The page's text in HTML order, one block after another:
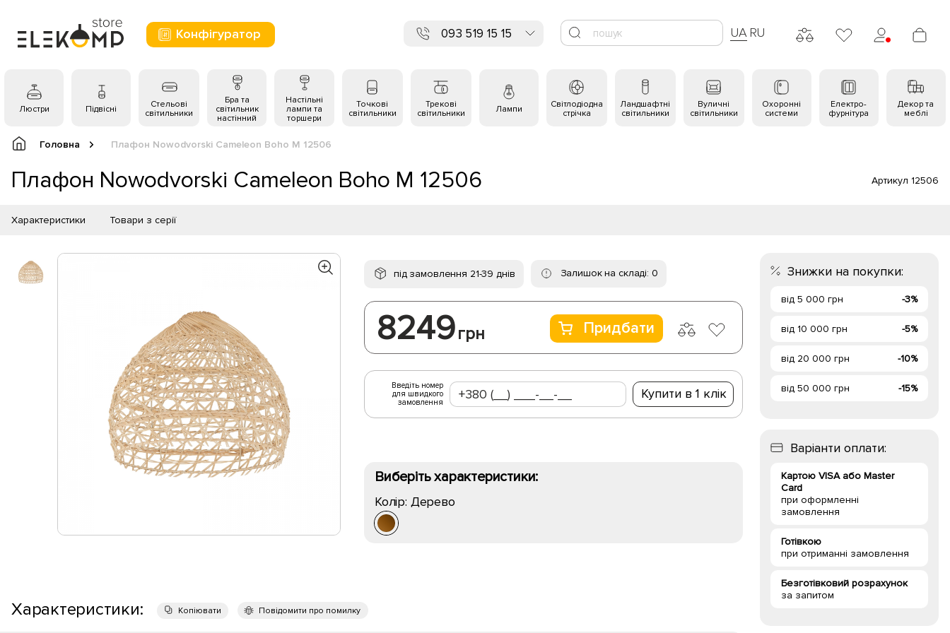
Конфігуратор 093 519 15 15 UA RU
Люстри Підвісні
Стельові
світильники
Бра та
світильник
настінний
Настільні
лампи та
торшери
Точкові
світильники
Трекові
світильники
Лампи
Світлодіодна
стрічка
Ландшафтні
світильники
Вуличні
світильники
Охоронні
системи
Електро-
фурнітура
Декор та
меблі
Головна Плафон Nowodvorski Cameleon Boho M 12506
Плафон Nowodvorski Cameleon Boho M 12506 Артикул 12506
Характеристики Товари з серії
під замовлення 21-39 днів Залишок на складі: 0
8249 грн Придбати
Введіть номер
для швидкого
замовлення
Купити в 1 клік
Виберіть характеристики:
Колір: Дерево
Характеристики: Копіювати Повідомити про помилку
Знижки на покупки:
від 5 000 грн -3%
від 10 000 грн -5%
від 20 000 грн -10%
від 50 000 грн -15%
Варіанти оплати:
Картою VISA або Master
Card
при оформленні
замовлення
Готівкою
при отриманні замовлення
Безготівковий розрахунок
за запитом